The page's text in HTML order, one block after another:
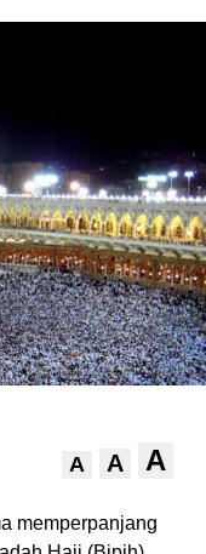
A A A
memperpanjang